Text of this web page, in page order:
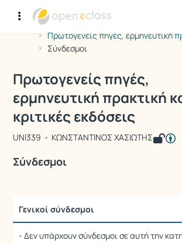
Αρχική Σελίδα
Πρωτογενείς πηγές, ερμηνευτική
Σύνδεσμοι
Μάθημα : Πρωτογενείς
Κωδικός : UNI339
Πρωτογενείς πηγές,
ερμηνευτική πρακτική
κριτικές εκδόσεις
UNI339 - ΚΩΝΣΤΑΝΤΙΝΟΣ ΧΑΣΙΩΤΗΣ
Σύνδεσμοι
Γενικοί σύνδεσμοι
- Δεν υπάρχουν σύνδεσμοι σε αυτή την